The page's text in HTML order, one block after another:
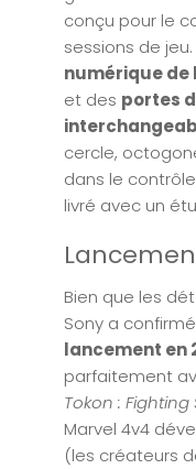
conçu pour le
sessions de
numérique
et des portes
cercle,
dans le
livré avec un
Bien que les
Sony a
lancement en
parfaitement
Tokon : Fighting
Marvel 4v4
(les créateurs